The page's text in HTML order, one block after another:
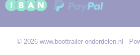
© 2026 www.boottrailer-onderdelen.nl -